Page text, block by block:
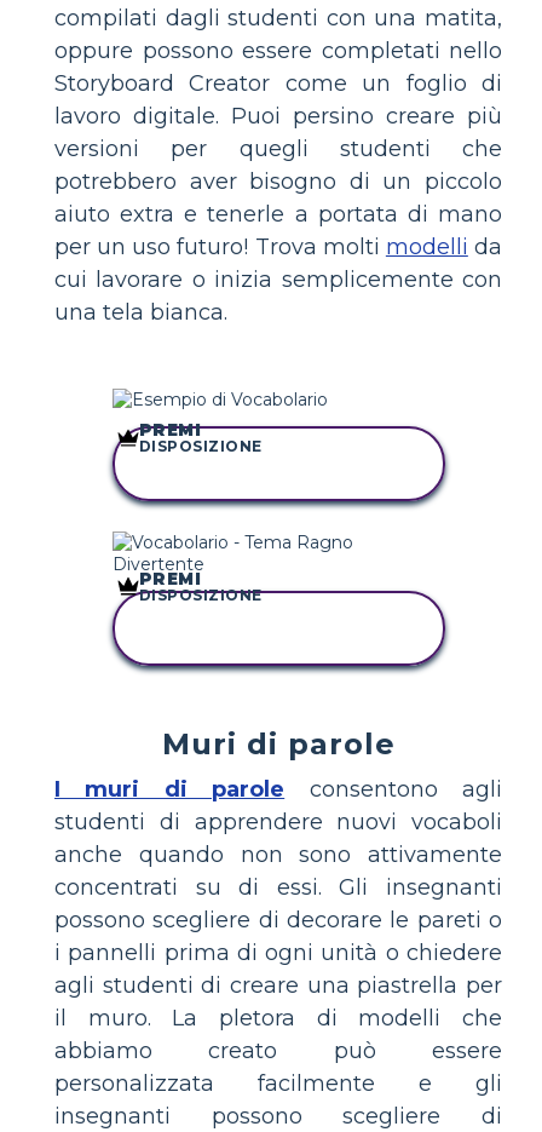
compilati dagli studenti con una matita,
oppure possono essere completati nello
Storyboard Creator come un foglio di
lavoro digitale. Puoi persino creare più
versioni per quegli studenti che
potrebbero aver bisogno di un piccolo
aiuto extra e tenerle a portata di mano
per un uso futuro! Trova molti modelli da
cui lavorare o inizia semplicemente con
una tela bianca.
COPIA QUESTO
PREMI
DISPOSIZIONE
PREMI
DISPOSIZIONE
Muri di parole
I muri di parole consentono agli
studenti di apprendere nuovi vocaboli
anche quando non sono attivamente
concentrati su di essi. Gli insegnanti
possono scegliere di decorare le pareti o
i pannelli prima di ogni unità o chiedere
agli studenti di creare una piastrella per
il muro. La pletora di modelli che
abbiamo creato può essere
personalizzata facilmente e gli
insegnanti possono scegliere di